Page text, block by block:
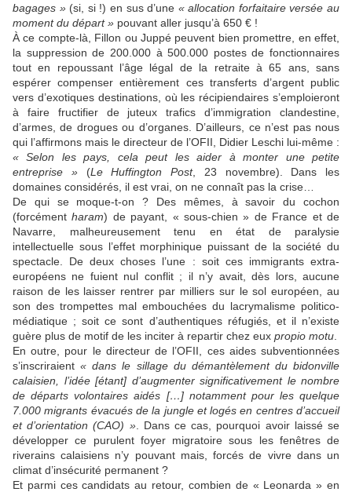
bagages »(si, si !) en sus d’une « allocation forfaitaire versée au
moment du départ » pouvant aller jusqu’à 650 € !
À ce compte-là, Fillon ou Juppé peuvent bien promettre, en effet,
la suppression de 200.000 à 500.000 postes de fonctionnaires
tout en repoussant l’âge légal de la retraite à 65 ans, sans
espérer compenser entièrement ces transferts d’argent public
vers d’exotiques destinations, où les récipiendaires s’emploieront
à faire fructifier de juteux trafics d’immigration clandestine,
d’armes, de drogues ou d’organes. D’ailleurs, ce n’est pas nous
qui l’affirmons mais le directeur de l’OFII, Didier Leschi lui-même :
« Selon les pays, cela peut les aider à monter une petite
entreprise »(Le Huffington Post, 23 novembre). Dans les
domaines considérés, il est vrai, on ne connaît pas la crise…
De qui se moque-t-on ? Des mêmes, à savoir du cochon
(forcémentharam) de payant, « sous-chien » de France et de
Navarre, malheureusement tenu en état de paralysie
intellectuelle sous l’effet morphinique puissant de la société du
spectacle. De deux choses l’une : soit ces immigrants extra-
européens ne fuient nul conflit ; il n’y avait, dès lors, aucune
raison de les laisser rentrer par milliers sur le sol européen, au
son des trompettes mal embouchées du lacrymalisme politico-
médiatique ; soit ce sont d’authentiques réfugiés, et il n’existe
guère plus de motif de les inciter à repartir chez eux propio motu
En outre, pour le directeur de l’OFII, ces aides subventionnées
s’inscriraient« dans le sillage du démantèlement du bidonville
calaisien, l’idée [étant] d’augmenter significativement le nombre
de départs volontaires aidés […] notamment pour les quelque
7.000 migrants évacués de la jungle et logés en centres d’accueil
et d’orientation (CAO) ». Dans ce cas, pourquoi avoir laissé se
développer ce purulent foyer migratoire sous les fenêtres de
riverains calaisiens n’y pouvant mais, forcés de vivre dans un
climat d’insécurité permanent ?
Et parmi ces candidats au retour, combien de « Leonarda » en